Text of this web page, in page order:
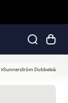
Sunnerström Dubbelsäng